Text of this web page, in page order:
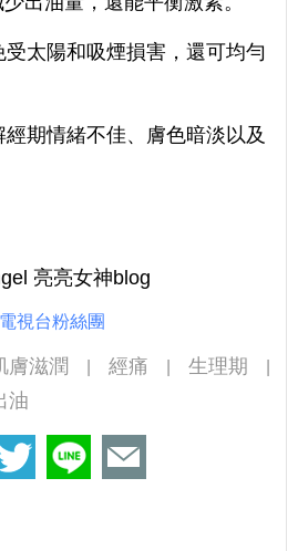
太陽和吸煙損害，還可均勻
期情緒不佳、膚色暗淡以及
亮亮女神blog
視台粉絲團
膚滋潤 經痛 生理期
油